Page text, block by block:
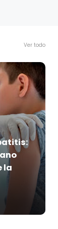
Ver todo
la